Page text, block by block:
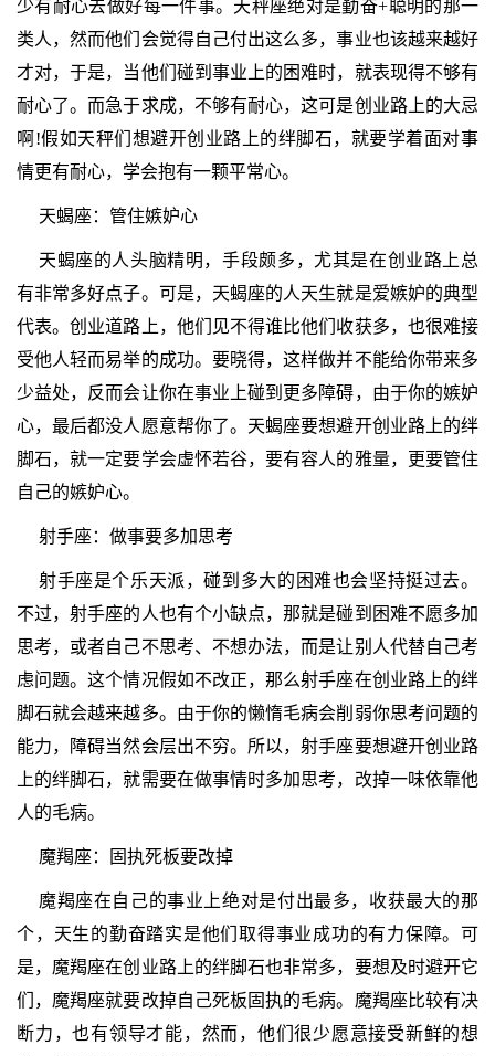
少有耐心去做好每一件事。天秤座绝对是勤奋+聪明的那一
类人，然而他们会觉得自己付出这么多，事业也该越来越好
才对，于是，当他们碰到事业上的困难时，就表现得不够有
耐心了。而急于求成，不够有耐心，这可是创业路上的大忌
啊!假如天秤们想避开创业路上的绊脚石，就要学着面对事
情更有耐心，学会抱有一颗平常心。
天蝎座：管住嫉妒心
天蝎座的人头脑精明，手段颇多，尤其是在创业路上总
有非常多好点子。可是，天蝎座的人天生就是爱嫉妒的典型
代表。创业道路上，他们见不得谁比他们收获多，也很难接
受他人轻而易举的成功。要晓得，这样做并不能给你带来多
少益处，反而会让你在事业上碰到更多障碍，由于你的嫉妒
心，最后都没人愿意帮你了。天蝎座要想避开创业路上的绊
脚石，就一定要学会虚怀若谷，要有容人的雅量，更要管住
自己的嫉妒心。
射手座：做事要多加思考
射手座是个乐天派，碰到多大的困难也会坚持挺过去。
不过，射手座的人也有个小缺点，那就是碰到困难不愿多加
思考，或者自己不思考、不想办法，而是让别人代替自己考
虑问题。这个情况假如不改正，那么射手座在创业路上的绊
脚石就会越来越多。由于你的懒惰毛病会削弱你思考问题的
能力，障碍当然会层出不穷。所以，射手座要想避开创业路
上的绊脚石，就需要在做事情时多加思考，改掉一味依靠他
人的毛病。
魔羯座：固执死板要改掉
魔羯座在自己的事业上绝对是付出最多，收获最大的那
个，天生的勤奋踏实是他们取得事业成功的有力保障。可
是，魔羯座在创业路上的绊脚石也非常多，要想及时避开它
们，魔羯座就要改掉自己死板固执的毛病。魔羯座比较有决
断力，也有领导才能，然而，他们很少愿意接受新鲜的想